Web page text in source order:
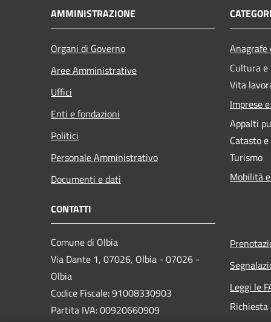
AMMINISTRAZIONE
Organi di Governo
Aree Amministrative
Uffici
Enti e fondazioni
Politici
Personale Amministrativo
Documenti e dati
Cultura
Vita
Imprese
Appalti
Catasto
Turismo
Mobilità
CONTATTI
Comune di Olbia
Via Dante 1, 07026, Olbia - 07026 -
Olbia
Codice Fiscale: 91008330903
Partita IVA: 00920660909
Leggi le